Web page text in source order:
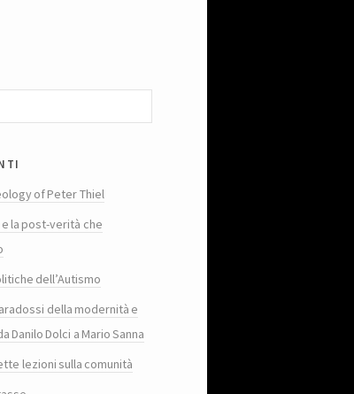
of Peter Thiel
e la post-verità che
dell’Autismo
della modernità e
Danilo Dolci a Mario Sanna
lezioni sulla comunità